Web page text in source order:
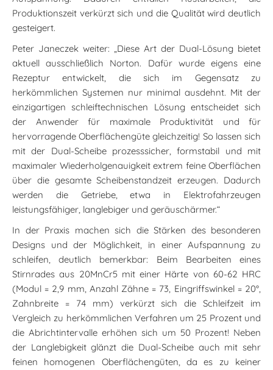
Produktionszeit verkürzt sich und die Qualität wird deutlich
gesteigert.
Peter Janeczek weiter: „Diese Art der Dual-Lösung bietet
aktuell ausschließlich Norton. Dafür wurde eigens eine
Rezeptur entwickelt, die sich im Gegensatz zu
herkömmlichen Systemen nur minimal ausdehnt. Mit der
einzigartigen schleiftechnischen Lösung entscheidet sich
der Anwender für maximale Produktivität und für
hervorragende Oberflächengüte gleichzeitig! So lassen sich
mit der Dual-Scheibe prozesssicher, formstabil und mit
maximaler Wiederholgenauigkeit extrem feine Oberflächen
über die gesamte Scheibenstandzeit erzeugen. Dadurch
werden die Getriebe, etwa in Elektrofahrzeugen
leistungsfähiger, langlebiger und geräuschärmer.“
In der Praxis machen sich die Stärken des besonderen
Designs und der Möglichkeit, in einer Aufspannung zu
schleifen, deutlich bemerkbar: Beim Bearbeiten eines
Stirnrades aus 20MnCr5 mit einer Härte von 60-62 HRC
(Modul = 2,9 mm, Anzahl Zähne = 73, Eingriffswinkel = 20°,
Zahnbreite = 74 mm) verkürzt sich die Schleifzeit im
Vergleich zu herkömmlichen Verfahren um 25 Prozent und
die Abrichtintervalle erhöhen sich um 50 Prozent! Neben
der Langlebigkeit glänzt die Dual-Scheibe auch mit sehr
feinen homogenen Oberflächengüten, da es zu keiner